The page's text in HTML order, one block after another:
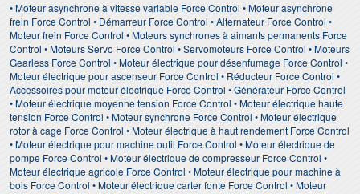
• Moteur asynchrone à vitesse variable Force Control • Moteur asynchrone
frein Force Control • Démarreur Force Control • Alternateur Force Control •
Moteur frein Force Control • Moteurs synchrones à aimants permanents Force
Control • Moteurs Servo Force Control • Servomoteurs Force Control • Moteurs
Gearless Force Control • Moteur électrique pour désenfumage Force Control •
Moteur électrique pour ascenseur Force Control • Réducteur Force Control •
Accessoires pour moteur électrique Force Control • Générateur Force Control
• Moteur électrique moyenne tension Force Control • Moteur électrique haute
tension Force Control • Moteur synchrone Force Control • Moteur électrique
rotor à cage Force Control • Moteur électrique à haut rendement Force Control
• Moteur électrique pour machine outil Force Control • Moteur électrique de
pompe Force Control • Moteur électrique de compresseur Force Control •
Moteur électrique agricole Force Control • Moteur électrique pour machine à
bois Force Control • Moteur électrique carter fonte Force Control • Moteur